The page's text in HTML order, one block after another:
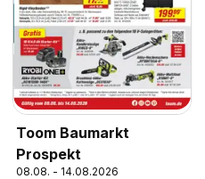
Toom Baumarkt
Prospekt
08.08. - 14.08.2026